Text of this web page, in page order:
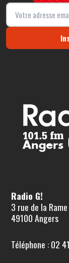
Radio G!
3 rue de la Rame
49100 Angers
Téléphone : 02